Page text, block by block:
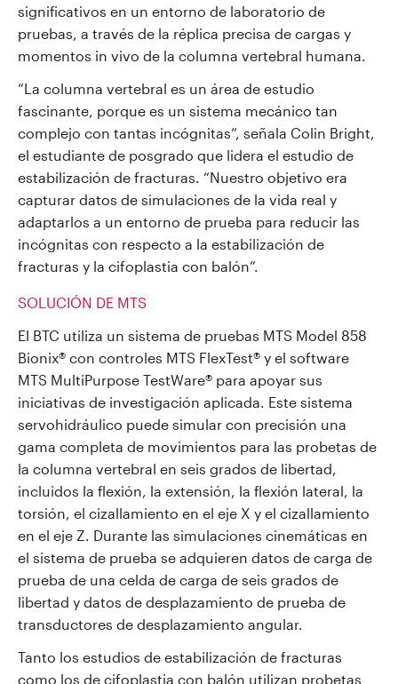
significativos en un entorno de laboratorio de
pruebas, a través de la réplica precisa de cargas y
momentos in vivo de la columna vertebral humana.
“La columna vertebral es un área de estudio
fascinante, porque es un sistema mecánico tan
complejo con tantas incógnitas”, señala Colin Bright,
el estudiante de posgrado que lidera el estudio de
estabilización de fracturas. “Nuestro objetivo era
capturar datos de simulaciones de la vida real y
adaptarlos a un entorno de prueba para reducir las
incógnitas con respecto a la estabilización de
fracturas y la cifoplastia con balón”.
SOLUCIÓN DE MTS
El BTC utiliza un sistema de pruebas MTS Model 858
Bionix® con controles MTS FlexTest® y el software
MTS MultiPurpose TestWare® para apoyar sus
iniciativas de investigación aplicada. Este sistema
servohidráulico puede simular con precisión una
gama completa de movimientos para las probetas de
la columna vertebral en seis grados de libertad,
incluidos la flexión, la extensión, la flexión lateral, la
torsión, el cizallamiento en el eje X y el cizallamiento
en el eje Z. Durante las simulaciones cinemáticas en
el sistema de prueba se adquieren datos de carga de
prueba de una celda de carga de seis grados de
libertad y datos de desplazamiento de prueba de
transductores de desplazamiento angular.
Tanto los estudios de estabilización de fracturas
como los de cifoplastia con balón utilizan probetas